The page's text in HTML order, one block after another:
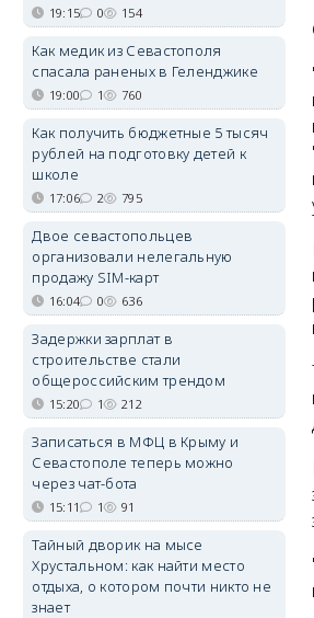
19:15 0 154
Как медик из Севастополя
спасала раненых в Геленджике
19:00 1 760
Как получить бюджетные 5 тысяч
рублей на подготовку детей к
школе
17:06 2 795
Двое севастопольцев
организовали нелегальную
продажу SIM-карт
16:04 0 636
Задержки зарплат в
строительстве стали
общероссийским трендом
15:20 1 212
Записаться в МФЦ в Крыму и
Севастополе теперь можно
через чат-бота
15:11 1 91
Тайный дворик на мысе
Хрустальном: как найти место
отдыха, о котором почти никто не
знает